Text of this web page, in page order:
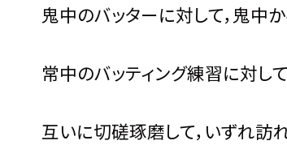
鬼中のバッターに対して，鬼中
常中のバッティング練習に対し
互いに切磋琢磨して，いずれ訪